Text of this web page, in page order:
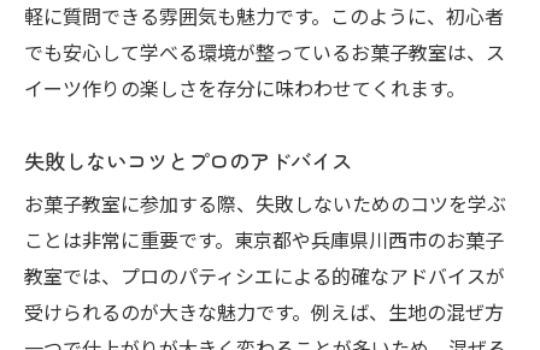
軽に質問できる雰囲気も魅力です。このように、初心者
でも安心して学べる環境が整っているお菓子教室は、ス
イーツ作りの楽しさを存分に味わわせてくれます。
失敗しないコツとプロのアドバイス
お菓子教室に参加する際、失敗しないためのコツを学ぶ
ことは非常に重要です。東京都や兵庫県川西市のお菓子
教室では、プロのパティシエによる的確なアドバイスが
受けられるのが大きな魅力です。例えば、生地の混ぜ方